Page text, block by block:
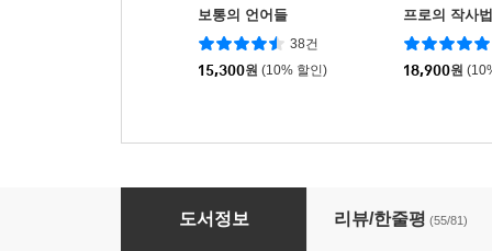
보통의 언어들
38건
15,300원 (10% 할인)
프로의 작사법
18,900원
김이나의 작사법
도서정보 리뷰/한줄평 (55/81)